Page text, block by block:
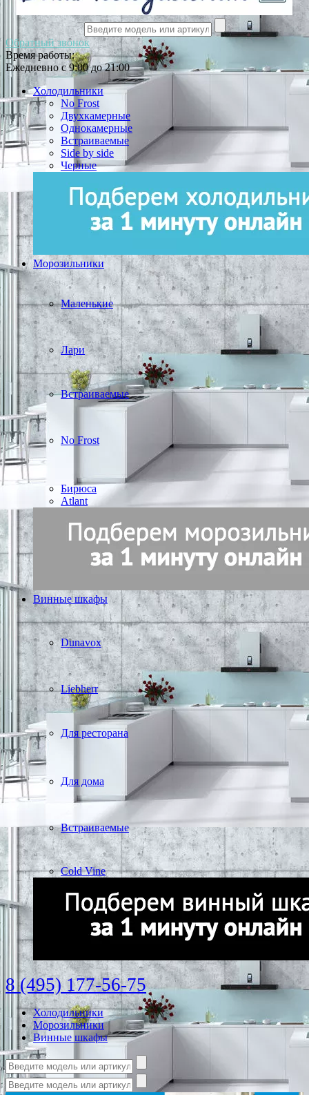
Обратный звонок
Время работы:
Ежедневно с 9:00 до 21:00
Холодильники
No Frost
Двухкамерные
Однокамерные
Встраиваемые
Side by side
Черные
Морозильники
Маленькие
Лари
Встраиваемые
No Frost
Бирюса
Atlant
Винные шкафы
Dunavox
Liebherr
Для ресторана
Для дома
Встраиваемые
Cold Vine
8 (495) 177-56-75
Холодильники
Морозильники
Винные шкафы